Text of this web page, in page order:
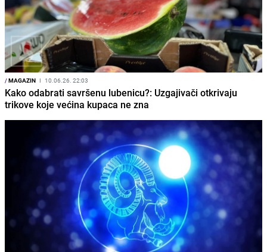
/MAGAZIN I 10.06.26. 22:03
Kako odabrati savršenu lubenicu?: Uzgajivači otkrivaju
trikove koje većina kupaca ne zna